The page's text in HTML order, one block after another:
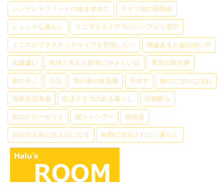
シンデレラフィットの靴を求めて ドイツ流の掃除術
ヒュッゲな暮らし ミニマリストママのシンプルな選択
ミニマルプラスチックライフを目指したい 価値あるお金の使い方
化繊嫌い 地球と私とお財布にやさしい話 季節の家仕事
家のモノ 小説 我が家の食器棚 手放す 旅のこぼれこぼれ
海外生活準備 生活クラブのある暮らし 砂糖断ち
私のクローゼット 脱シャンプー 脱保湿
自分の人生の主人公になる 転勤に左右されない暮らし